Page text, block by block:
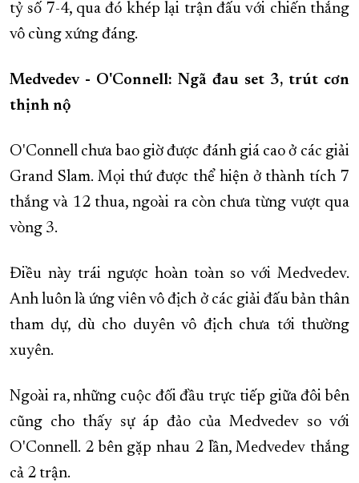
tỷ số 7-4, qua đó khép lại trận đấu với chiến thắng
vô cùng xứng đáng.
Medvedev - O'Connell: Ngã đau set 3, trút cơn
thịnh nộ
O'Connell chưa bao giờ được đánh giá cao ở các giải
Grand Slam. Mọi thứ được thể hiện ở thành tích 7
thắng và 12 thua, ngoài ra còn chưa từng vượt qua
vòng 3.
Điều này trái ngược hoàn toàn so với Medvedev.
Anh luôn là ứng viên vô địch ở các giải đấu bản thân
tham dự, dù cho duyên vô địch chưa tới thường
xuyên.
Ngoài ra, những cuộc đối đầu trực tiếp giữa đôi bên
cũng cho thấy sự áp đảo của Medvedev so với
O'Connell. 2 bên gặp nhau 2 lần, Medvedev thắng
cả 2 trận.